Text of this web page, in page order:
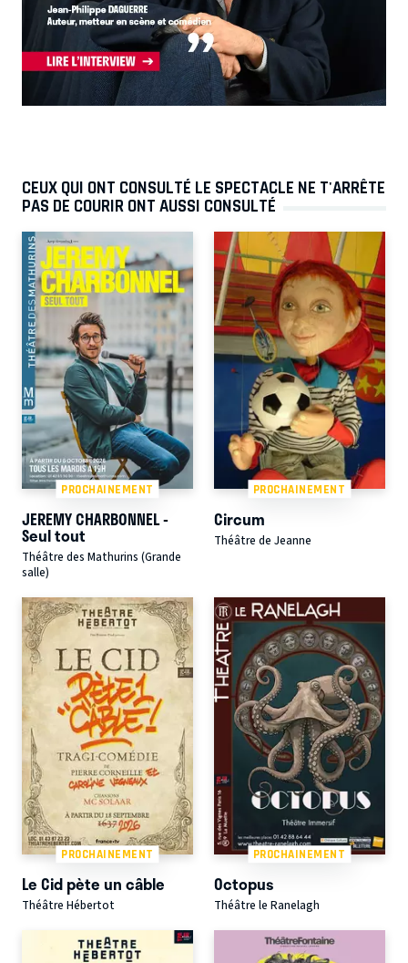
CEUX QUI ONT CONSULTÉ LE SPECTACLE NE T'ARRÊTE
PAS DE COURIR ONT AUSSI CONSULTÉ
PROCHAINEMENT
JEREMY CHARBONNEL -
Seul tout
Théâtre des Mathurins (Grande
salle)
PROCHAINEMENT
Circum
Théâtre de Jeanne
PROCHAINEMENT
Le Cid pète un câble
Théâtre Hébertot
PROCHAINEMENT
Octopus
Théâtre le Ranelagh